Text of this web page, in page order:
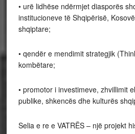
• urë lidhëse ndërmjet diasporës
institucioneve të Shqipërisë,
shqiptare;
• qendër e mendimit strategjik
kombëtare;
• promotor i investimeve, zhvillimit
publike, shkencës dhe kulturës
Selia e re e VATRËS – një projekt